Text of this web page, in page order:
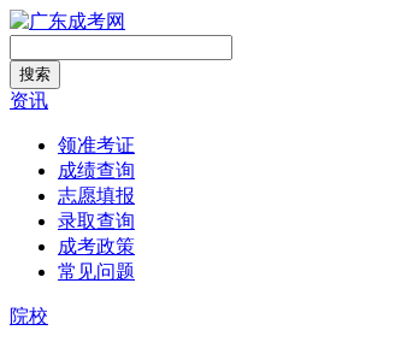
搜索
资讯
领准考证
成绩查询
志愿填报
录取查询
成考政策
常见问题
院校